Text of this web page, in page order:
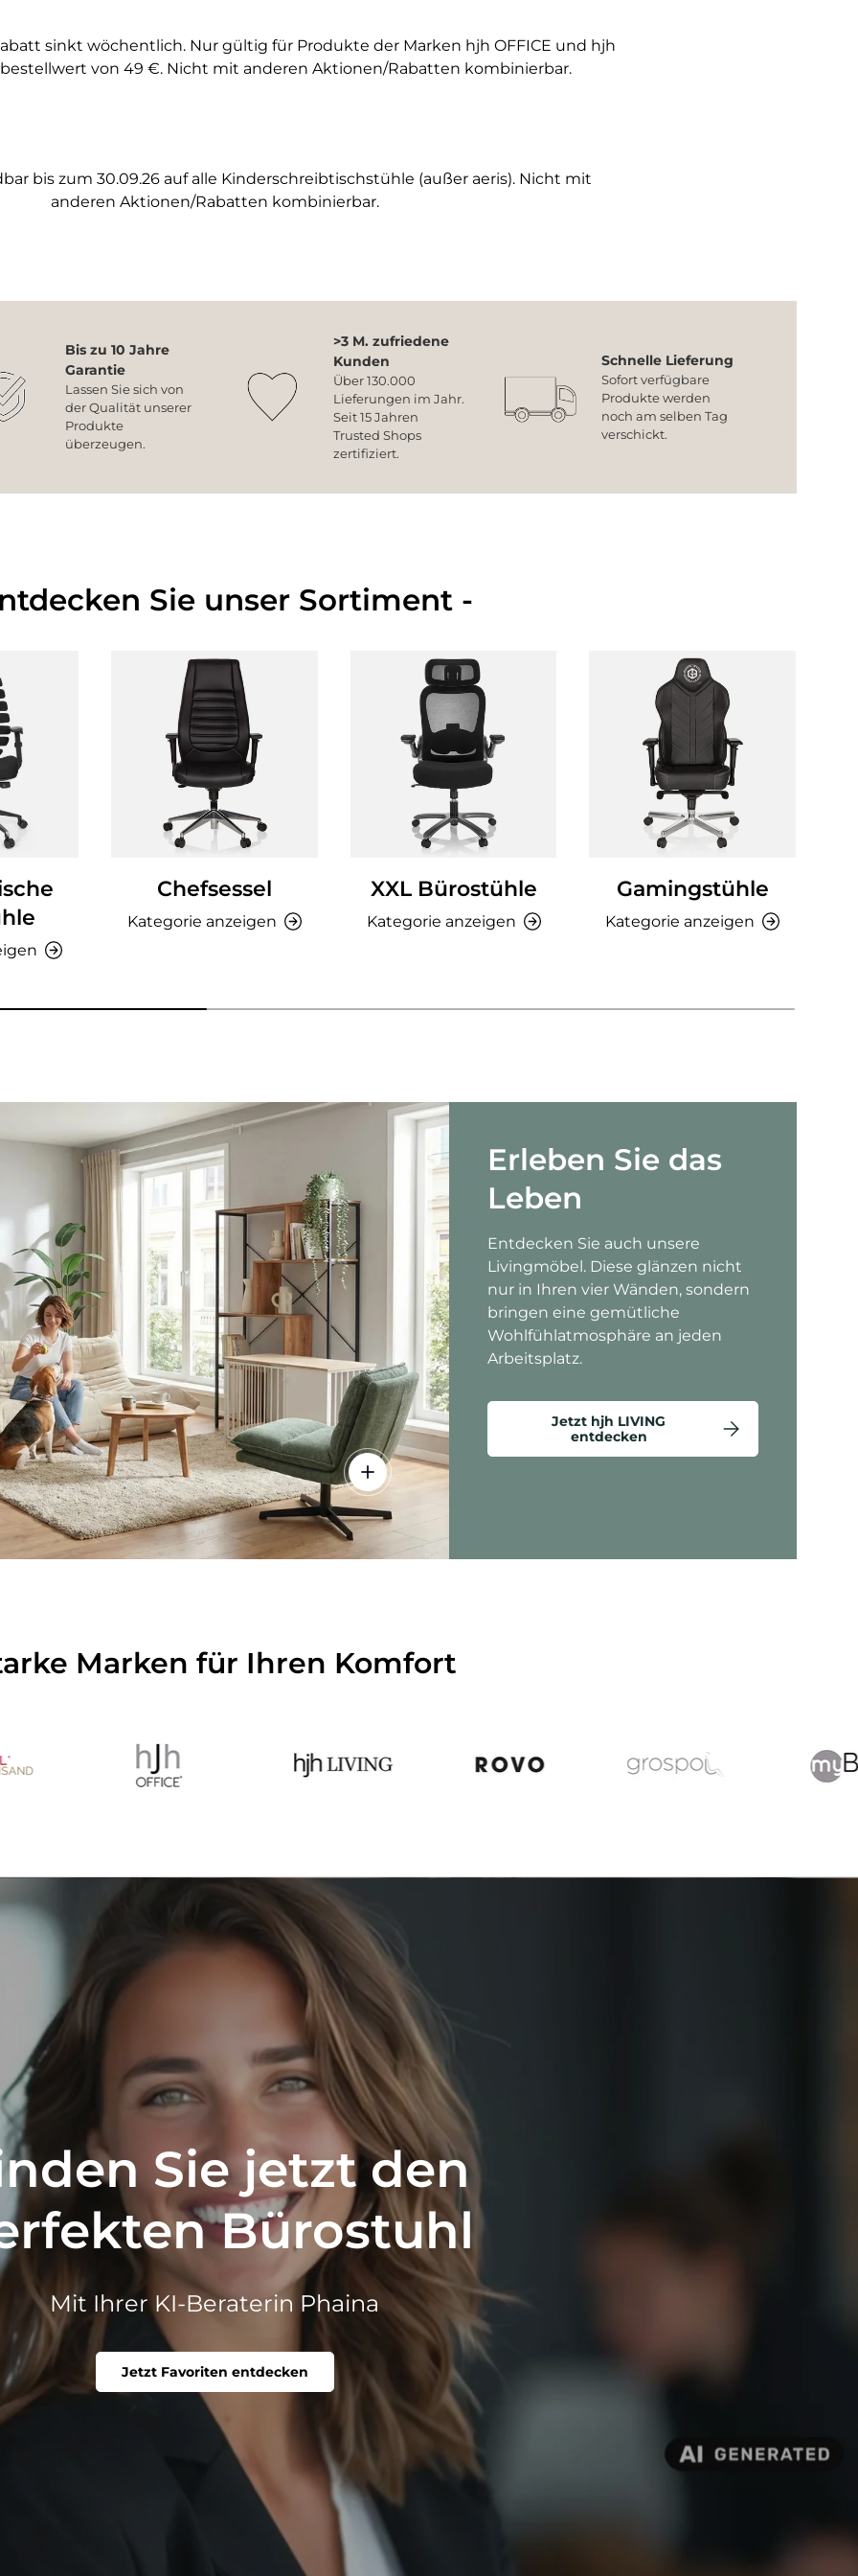
sinkt wöchentlich. Nur gültig für Produkte der Marken hjh OFFICE und hjh
von 49 €. Nicht mit anderen Aktionen/Rabatten kombinierbar.
bis zum 30.09.26 auf alle Kinderschreibtischstühle (außer aeris). Nicht mit
anderen Aktionen/Rabatten kombinierbar.
Bis zu 10 Jahre
Garantie
Lassen Sie sich von
der Qualität unserer
Produkte
überzeugen.
>3 M. zufriedene
Kunden
Über 130.000
Lieferungen im Jahr.
Seit 15 Jahren
Trusted Shops
zertifiziert.
Schnelle Lieferung
Sofort verfügbare
Produkte werden
noch am selben Tag
verschickt.
Sie unser Sortiment -
Chefsessel
Kategorie anzeigen
XXL Bürostühle
Kategorie anzeigen
Gamingstühle
Kategorie anzeigen
Einzelheiten anzeigen - Criss-Cross 20 - Loungesessel
- AMIO H - Büroschrank
anzeigen - Sitzolo 2 - Loungesessel
Erleben Sie das
Leben
Entdecken Sie auch unsere
Livingmöbel. Diese glänzen nicht
nur in Ihren vier Wänden, sondern
bringen eine gemütliche
Wohlfühlatmosphäre an jeden
Arbeitsplatz.
Jetzt hjh LIVING
entdecken
Marken für Ihren Komfort
Sie jetzt den
Bürostuhl
Mit Ihrer KI-Beraterin Phaina
Jetzt Favoriten entdecken